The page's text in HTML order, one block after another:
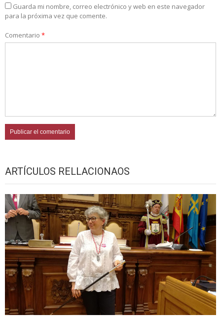
Guarda mi nombre, correo electrónico y web en este navegador
para la próxima vez que comente.
Comentario *
ARTÍCULOS RELLACIONAOS